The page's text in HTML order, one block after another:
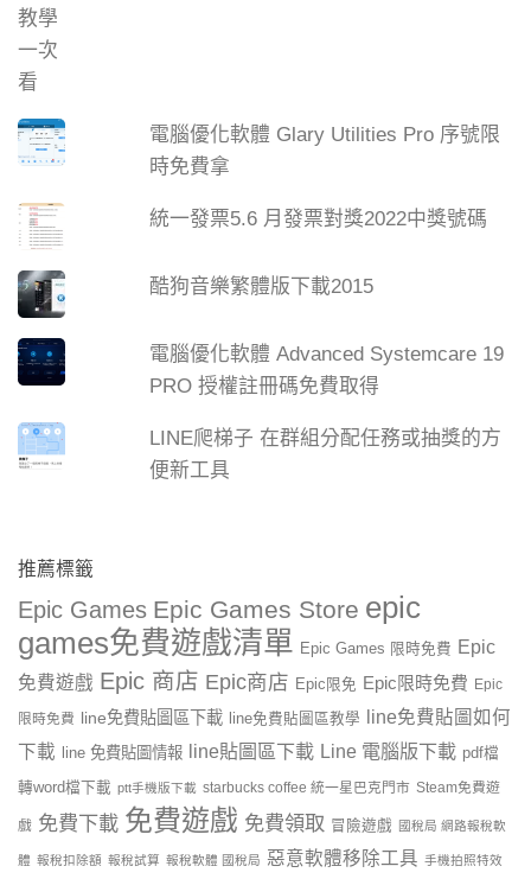
電腦優化軟體 Glary Utilities Pro 序號限
時免費拿
統一發票5.6 月發票對獎2022中獎號碼
酷狗音樂繁體版下載2015
電腦優化軟體 Advanced Systemcare 19
PRO 授權註冊碼免費取得
LINE爬梯子 在群組分配任務或抽獎的方
便新工具
推薦標籤
Epic Games Epic Games Store epic
games免費遊戲清單 Epic Games 限時免費 Epic
免費遊戲 Epic 商店 Epic商店 Epic限免 Epic限時免費 Epic
限時免費 line免費貼圖區下載 line免費貼圖區教學
line免費貼圖如何
下載
line 免費貼圖情報 line貼圖區下載 Line 電腦版下載 pdf檔
轉word檔下載 ptt手機版下載 starbucks coffee 統一星巴克門市 Steam免費遊
戲 免費下載 免費遊戲 免費領取 冒險遊戲 國稅局 網路報稅軟
體 報稅扣除額 報稅試算 報稅軟體 國稅局 惡意軟體移除工具 手機拍照特效